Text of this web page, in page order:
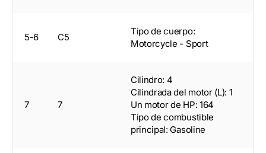
5-6 C5
Tipo de cuerpo:
Motorcycle - Sport
7 7
Cilindro: 4
Cilindrada del motor (L): 1
Un motor de HP: 164
Tipo de combustible
principal: Gasoline